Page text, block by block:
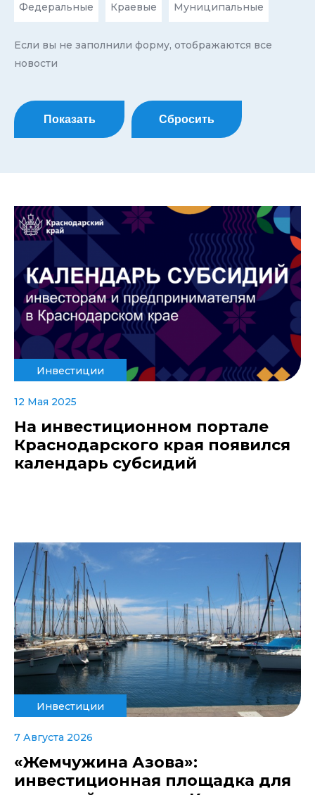
Федеральные Краевые Муниципальные
Если вы не заполнили форму, отображаются все
новости
Показать Сбросить
Инвестиции
12 Мая 2025
На инвестиционном портале
Краснодарского края появился
календарь субсидий
Инвестиции
7 Августа 2026
«Жемчужина Азова»:
инвестиционная площадка для